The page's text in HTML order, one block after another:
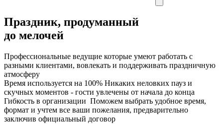
Праздник, продуманный
до мелочей
Профессиональные ведущие которые умеют работать с
разными клиентами, вовлекать и поддерживать праздничную
атмосферу
Время используется на 100% Никаких неловких пауз и
скучных моментов - гости увлечены от начала до конца
Гибкость в организации Поможем выбрать удобное время,
формат и учтем все ваши пожелания, предварительно
заключив официальный договор